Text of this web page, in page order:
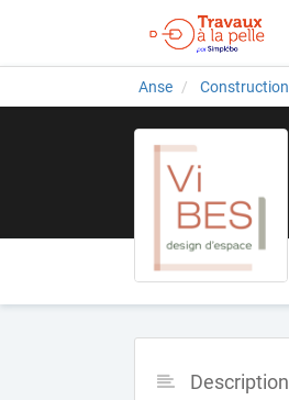
Anse Construction
Description